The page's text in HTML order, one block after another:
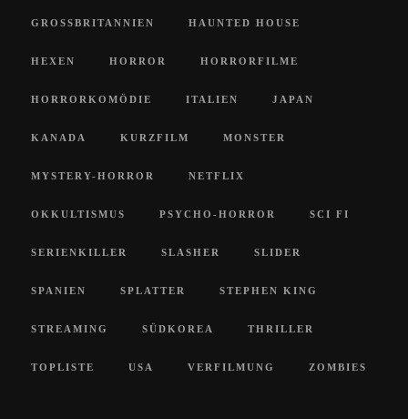
GROSSBRITANNIEN HAUNTED HOUSE
HEXEN HORROR HORRORFILME
HORRORKOMÖDIE ITALIEN JAPAN
KANADA KURZFILM MONSTER
MYSTERY-HORROR NETFLIX
OKKULTISMUS PSYCHO-HORROR SCI FI
SERIENKILLER SLASHER SLIDER
SPANIEN SPLATTER STEPHEN KING
STREAMING SÜDKOREA THRILLER
TOPLISTE USA VERFILMUNG ZOMBIES